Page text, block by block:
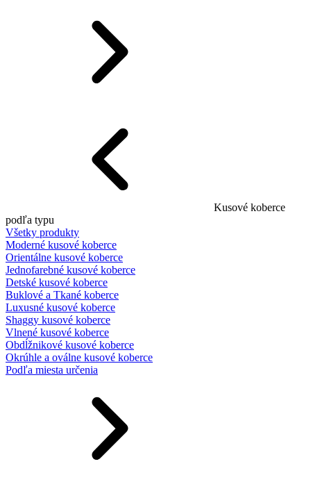
Kusové koberce
podľa typu
Všetky produkty
Moderné kusové koberce
Orientálne kusové koberce
Jednofarebné kusové koberce
Detské kusové koberce
Buklové a Tkané koberce
Luxusné kusové koberce
Shaggy kusové koberce
Vlnené kusové koberce
Obdĺžnikové kusové koberce
Okrúhle a oválne kusové koberce
Podľa miesta určenia